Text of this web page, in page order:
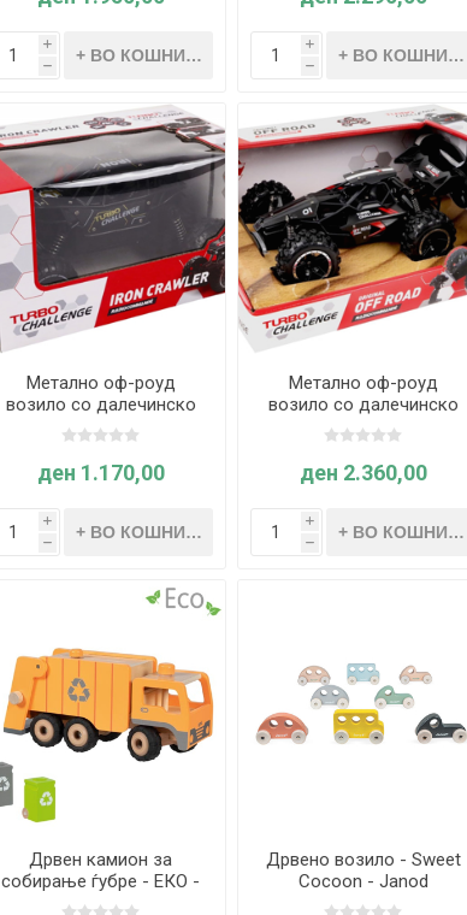
i
h
i
h
Метално оф-роуд
возило со далечинско
управување „Iron
Crawler“ – MGM
ден 1.170,00
i
h
Метално оф-роуд
возило со далечинско
управување „Original Off
Road“ – MGM
ден 2.360,00
i
h
Дрвен камион за
собирање ѓубре - ЕКО -
Goki
Дрвено возило - Sweet
Cocoon - Janod